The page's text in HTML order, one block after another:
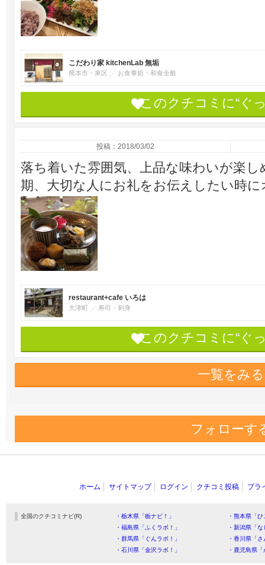
こだわり家 kitchenLab 無垢
熊本市・東区 お食事処・和食全般
このクチコミに“ぐ
投稿：2018/03/02
落ち着いた雰囲気、上品な味わいが楽
期、大切な人にお礼をお伝えしたい時
restaurant+cafe いろは
大津町 寿司・刺身
このクチコミに“ぐ
一覧をみる
フォローす
ホーム サイトマップ ログイン クチコミ投稿 プラ
全国のクチコミナビ(R) ・栃木県「栃ナビ！」
・熊本県「
・福島県「ふくラボ！」
・新潟県「
・群馬県「ぐんラボ！」
・香川県「
・石川県「金沢ラボ！」
・鹿児島県